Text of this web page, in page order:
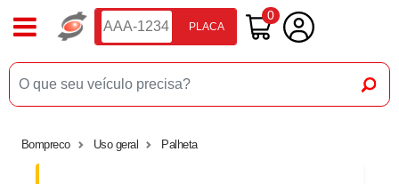
PLACA
0
Bompreco Uso geral Palheta